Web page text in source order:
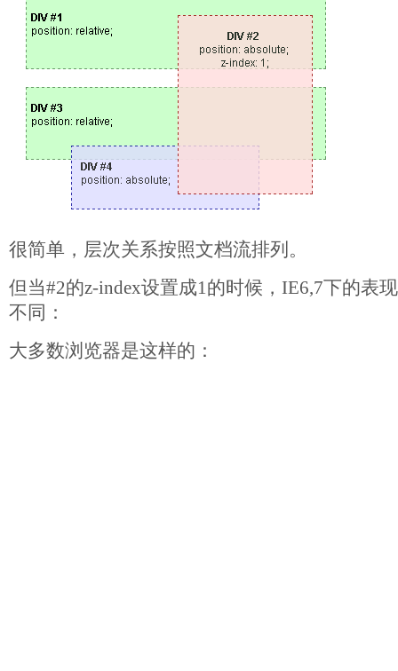
很简单，层次关系按照文档流排列。
但当#2的z-index设置成1的时候，IE6,7下的表
不同：
大多数浏览器是这样的：